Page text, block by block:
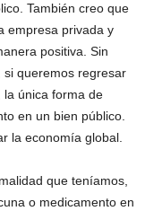
También creo que
empresa privada y
positiva. Sin
queremos regresar
única forma de
en un bien público.
la economía global.
que teníamos,
o medicamento en